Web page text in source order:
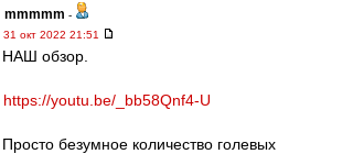
mmmmm -
31 окт 2022 21:51
НАШ обзор.
https://youtu.be/_bb58Qnf4-U
Просто безумное количество голевых